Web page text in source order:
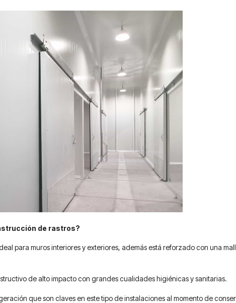
de rastros?
para muros interiores y exteriores, además está reforzado con una
de alto impacto con grandes cualidades higiénicas y sanitarias.
que son claves en este tipo de instalaciones al momento de